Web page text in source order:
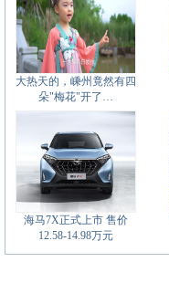
大热天的，嵊州竟然有四
朵"梅花"开了…
海马7X正式上市 售价
12.58-14.98万元